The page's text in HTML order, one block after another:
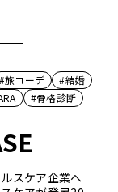
#旅コーデ
#結婚
#骨格診断
スケア企業へ